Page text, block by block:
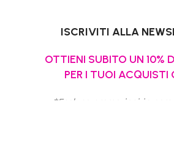
ISCRIVITI ALLA
OTTIENI SUBITO UN 10%
PER I TUOI ACQUISTI
*Escluso promozioni in